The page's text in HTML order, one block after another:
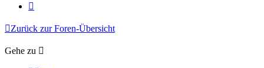
Zurück zur Foren-Übersicht
Gehe zu